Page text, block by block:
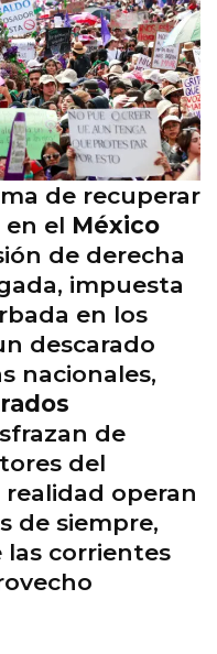
de recuperar
en el México
de derecha
impuesta
en los
descarado
nacionales,
de
del
operan
de siempre,
las corrientes